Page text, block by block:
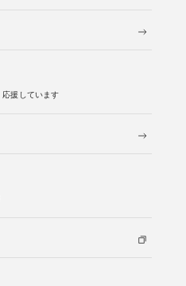
応援しています